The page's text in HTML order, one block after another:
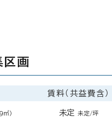
区画
賃料（共益費含）
） 未定 未定/坪